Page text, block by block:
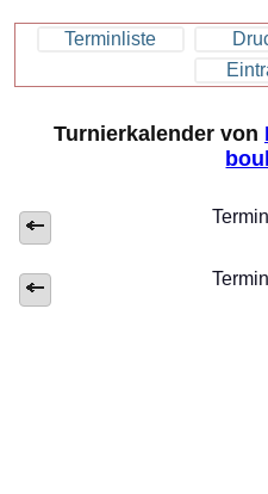
Terminliste
Turnierkalender von